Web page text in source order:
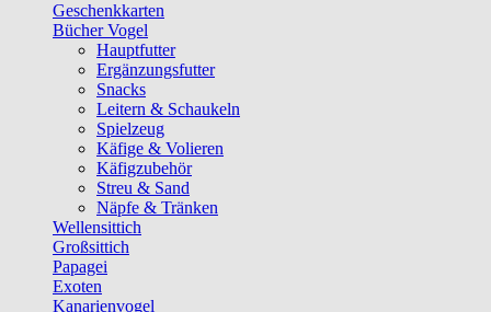
Geschenkkarten
Bücher Vogel
Hauptfutter
Ergänzungsfutter
Snacks
Leitern & Schaukeln
Spielzeug
Käfige & Volieren
Käfigzubehör
Streu & Sand
Näpfe & Tränken
Wellensittich
Großsittich
Papagei
Exoten
Kanarienvogel